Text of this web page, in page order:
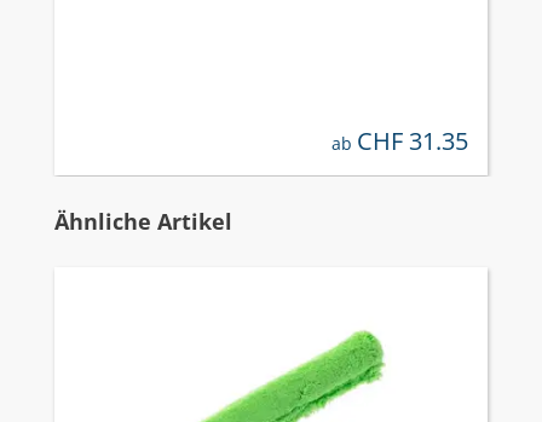
regulärer preis:
ab CHF 31.35
Produktgalerie überspringen
Ähnliche Artikel